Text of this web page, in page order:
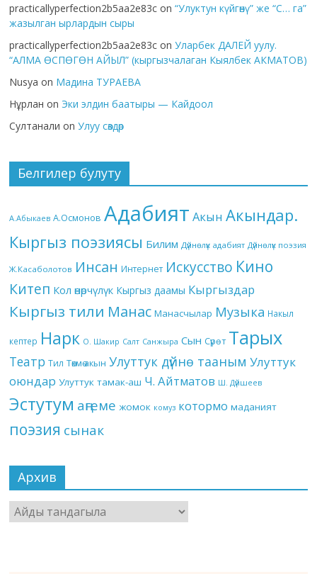
practicallyperfection2b5aa2e83c on“Улуктун күйгөнү” же “С… га”
жазылган ырлардын сыры
practicallyperfection2b5aa2e83c onУларбек ДАЛЕЙ уулу.
“АЛМА ӨСПӨГӨН АЙЫЛ” (кыргызчалаган Кыялбек АКМАТОВ)
Nusya on Мадина ТУРАЕВА
Нұрлан on Эки элдин баатыры — Кайдоол
Султанали onУлуу сөздөр
Белгилер булуту
А.Абыкаев А.Осмонов Адабият Акын Акындар.
Кыргыз поэзиясы Билим Дүйнөлүк адабият Дүйнөлүк поэзия
Ж.Касаболотов Инсан Интернет Искусство Кино
Китеп Кол өнөрчүлүк Кыргыз даамы Кыргыздар
Кыргыз тили Манас Манасчылар Музыка Накыл
кептер Нарк О. Шакир Салт Санжыра Сын Сүрөт Тарых
Театр Тил Төкмө акын Улуттук дүйнө тааным Улуттук
оюндар Улуттук тамак-аш Ч. Айтматов Ш. Дүйшеев
Эстутум аңгеме жомок комуз котормо маданият
поэзия сынак
Архив
Архив